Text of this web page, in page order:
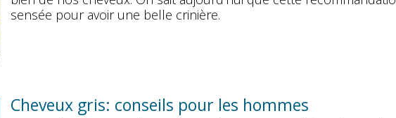
sensée pour avoir une belle crinière.
Cheveux gris: conseils pour les hommes